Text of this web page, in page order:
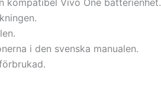
i den svenska manualen.